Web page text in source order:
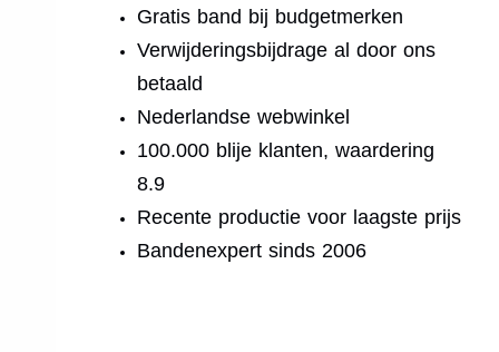
Gratis band bij budgetmerken
Verwijderingsbijdrage al door ons
betaald
Nederlandse webwinkel
100.000 blije klanten, waardering
8.9
Recente productie voor laagste prijs
Bandenexpert sinds 2006